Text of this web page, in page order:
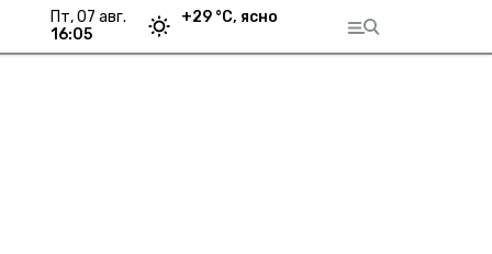
пт, 07 авг.
16:05
+29 °С, ясно